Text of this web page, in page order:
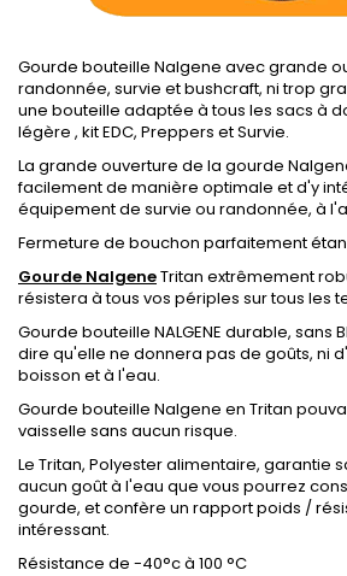
Gourde bouteille Nalgene avec grande
randonnée, survie et bushcraft, ni trop
une bouteille adaptée à tous les sacs à
légère , kit EDC, Preppers et Survie.
La grande ouverture de la gourde
facilement de manière optimale et d'y
équipement de survie ou randonnée, à
Fermeture de bouchon parfaitement
Gourde NalgeneTritan extrêmement
résistera à tous vos périples sur tous les
Gourde bouteille NALGENE durable, sans
dire qu'elle ne donnera pas de goûts, ni
boisson et à l'eau.
Gourde bouteille Nalgene en Tritan
vaisselle sans aucun risque.
Le Tritan, Polyester alimentaire, garantie
aucun goût à l'eau que vous pourrez
gourde, et confère un rapport poids /
intéressant.
Résistance de -40°c à 100 °C